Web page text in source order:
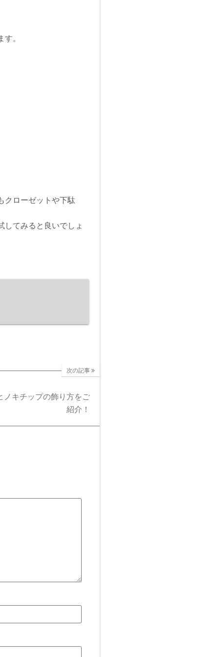
。
クローゼットや下駄
してみると良いでしょ
次の記事
ノキチップの飾り方をご
紹介！